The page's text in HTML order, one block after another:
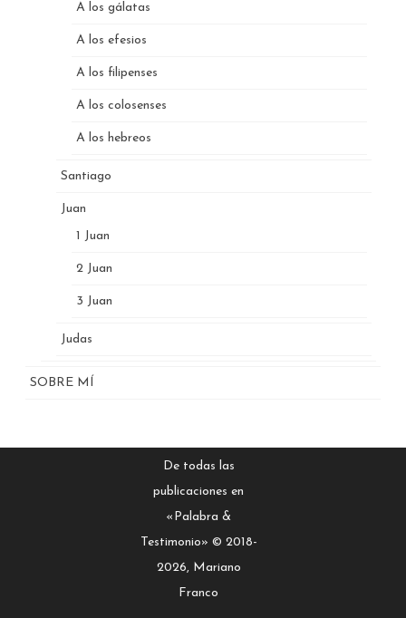
A los gálatas
A los efesios
A los filipenses
A los colosenses
A los hebreos
Santiago
Juan
1 Juan
2 Juan
3 Juan
Judas
SOBRE MÍ
De todas las
publicaciones en
«Palabra &
Testimonio» © 2018-
2026, Mariano
Franco